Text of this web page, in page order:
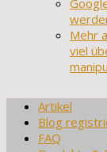
Mehr
viel
Artikel
Blog
FAQ